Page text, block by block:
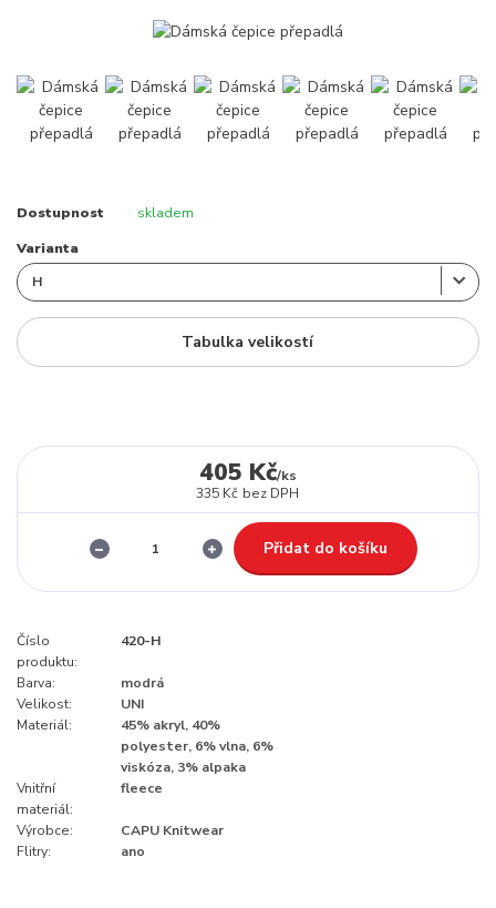
Dostupnost skladem
Varianta
Tabulka velikostí
405 Kč/ks
335 Kč bez DPH
Přidat do košíku
Číslo
produktu:
420-H
Barva:
modrá
Velikost:
UNI
Materiál:
45% akryl, 40%
polyester, 6% vlna, 6%
viskóza, 3% alpaka
Vnitřní
materiál:
fleece
Výrobce:
CAPU Knitwear
Flitry:
ano